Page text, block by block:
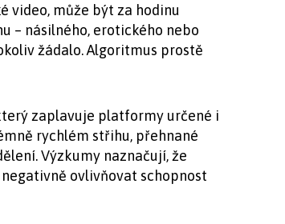
video, může být za hodinu
– násilného, erotického nebo
žádalo. Algoritmus prostě
zaplavuje platformy určené i
rychlém střihu, přehnané
Výzkumy naznačují, že
ovlivňovat schopnost